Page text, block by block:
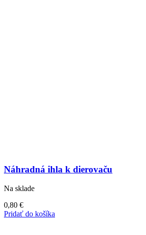
Náhradná ihla k dierovaču
Na sklade
0,80 €
Pridať do košíka